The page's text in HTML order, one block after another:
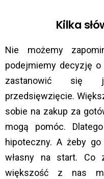
Kilka
Nie możemy
podejmiemy decyzję
zastanowić się
przedsięwzięcie.
sobie na zakup za
mogą pomóc.
hipoteczny. A żeby
własny na start. Co
większość z nas